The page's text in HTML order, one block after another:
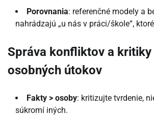
Porovnania: referenčné modely a
nahrádzajú „u nás v práci/škole“,
Správa konfliktov a kritiky
osobných útokov
Fakty > osoby: kritizujte tvrdenie,
súkromí iných.